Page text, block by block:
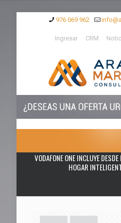
976 069 962
Ingresar CRM
VODAFONE ONE INCLUYE
HOGAR